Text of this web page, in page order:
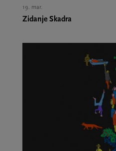
19. mar.
Zidanje Skadra